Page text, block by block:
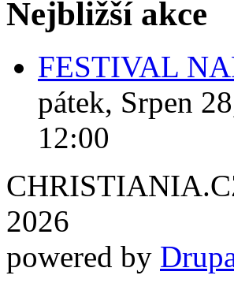
Nejbližší akce
FESTIVAL
pátek, Srpen
12:00
2026
powered by